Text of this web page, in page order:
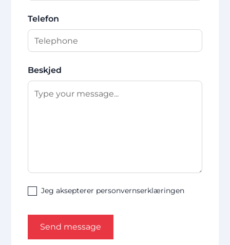
Telefon
Beskjed
Jeg aksepterer personvernserklæringen